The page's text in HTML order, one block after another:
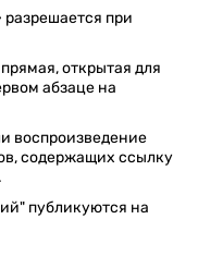
при
открытая для
абзаце на
воспроизведение
содержащих ссылку
публикуются на